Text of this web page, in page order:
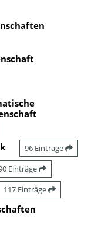
96 Einträge
Einträge
117 Einträge